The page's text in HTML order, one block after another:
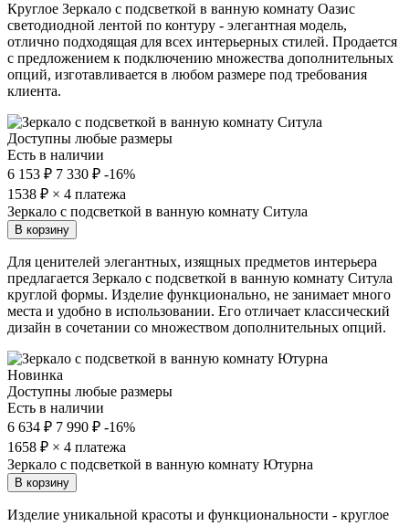
Круглое Зеркало с подсветкой в ванную комнату Оазис
светодиодной лентой по контуру - элегантная модель,
отлично подходящая для всех интерьерных стилей. Продается
с предложением к подключению множества дополнительных
опций, изготавливается в любом размере под требования
клиента.
Доступны любые размеры
Есть в наличии
6 153 ₽ 7 330 ₽ -16%
1538 ₽ × 4 платежа
Зеркало с подсветкой в ванную комнату Ситула
В корзину
Для ценителей элегантных, изящных предметов интерьера
предлагается Зеркало с подсветкой в ванную комнату Ситула
круглой формы. Изделие функционально, не занимает много
места и удобно в использовании. Его отличает классический
дизайн в сочетании со множеством дополнительных опций.
Новинка
Доступны любые размеры
Есть в наличии
6 634 ₽ 7 990 ₽ -16%
1658 ₽ × 4 платежа
Зеркало с подсветкой в ванную комнату Ютурна
В корзину
Изделие уникальной красоты и функциональности - круглое